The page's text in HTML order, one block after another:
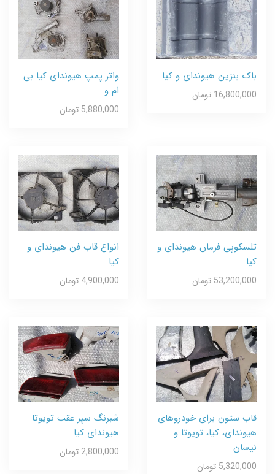
باک بنزین هیوندای و کیا
16,800,000 تومان
واتر پمپ هیوندای کیا بی
ام و
5,880,000 تومان
تلسکوپی فرمان هیوندای و
کیا
53,200,000 تومان
انواع قاب فن هیوندای و
کیا
4,900,000 تومان
قاب ستون برای خودروهای
هیوندای، کیا، تویوتا و
نیسان
5,320,000 تومان
شبرنگ سپر عقب تویوتا
هیوندای کیا
2,800,000 تومان